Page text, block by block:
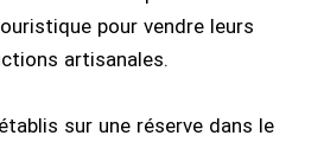
pour vendre leurs
artisanales.
sur une réserve dans le